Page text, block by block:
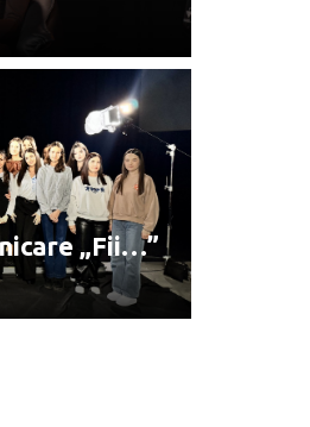
face o
„Fii…”